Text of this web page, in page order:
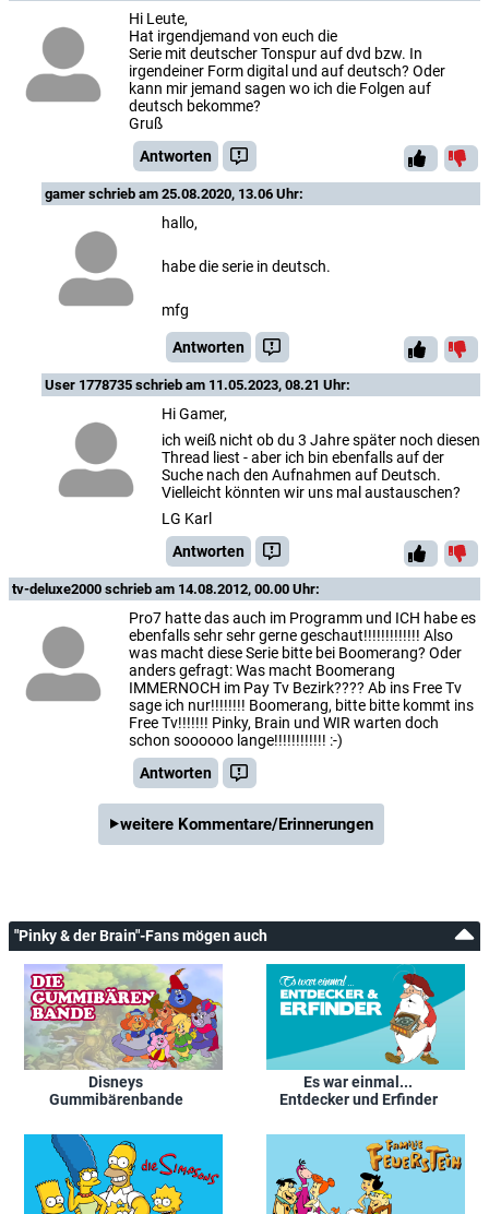
Hi Leute,
Hat irgendjemand von euch die
Serie mit deutscher Tonspur auf dvd bzw. In
irgendeiner Form digital und auf deutsch? Oder
kann mir jemand sagen wo ich die Folgen auf
deutsch bekomme?
Gruß
Antworten
gamer schrieb am 25.08.2020, 13.06 Uhr:
hallo,
habe die serie in deutsch.
mfg
Antworten
User 1778735 schrieb am 11.05.2023, 08.21 Uhr:
Hi Gamer,
ich weiß nicht ob du 3 Jahre später noch diesen
Thread liest - aber ich bin ebenfalls auf der
Suche nach den Aufnahmen auf Deutsch.
Vielleicht könnten wir uns mal austauschen?
LG Karl
Antworten
tv-deluxe2000 schrieb am 14.08.2012, 00.00 Uhr:
Pro7 hatte das auch im Programm und ICH habe es
ebenfalls sehr sehr gerne geschaut!!!!!!!!!!!!! Also
was macht diese Serie bitte bei Boomerang? Oder
anders gefragt: Was macht Boomerang
IMMERNOCH im Pay Tv Bezirk???? Ab ins Free Tv
sage ich nur!!!!!!!! Boomerang, bitte bitte kommt ins
Free Tv!!!!!!! Pinky, Brain und WIR warten doch
schon soooooo lange!!!!!!!!!!!! :-)
Antworten
weitere Kommentare/Erinnerungen
"Pinky & der Brain"-Fans mögen auch
Disneys
Gummibärenbande
Es war einmal...
Entdecker und Erfinder